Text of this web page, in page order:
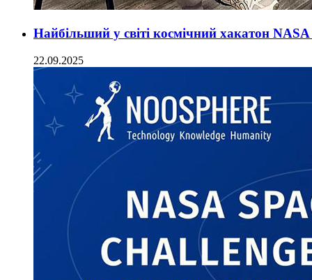
Найбільший у світі космічний хакатон
22.09.2025